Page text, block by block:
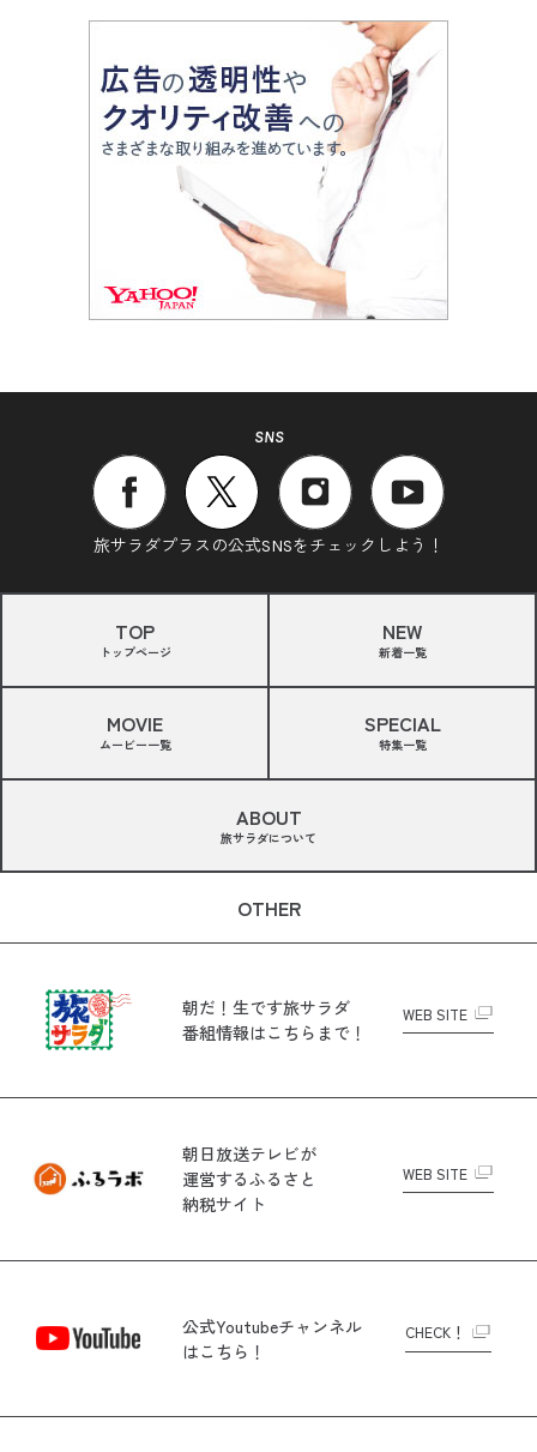
SNS
旅サラダプラスの公式SNSをチェックしよう！
TOP
トップページ
NEW
新着一覧
MOVIE
ムービー一覧
SPECIAL
特集一覧
ABOUT
旅サラダについて
OTHER
朝だ！生です旅サラダ
番組情報はこちらまで！
WEB SITE
朝日放送テレビが
運営するふるさと
納税サイト
WEB SITE
公式Youtubeチャンネル
はこちら！
CHECK！